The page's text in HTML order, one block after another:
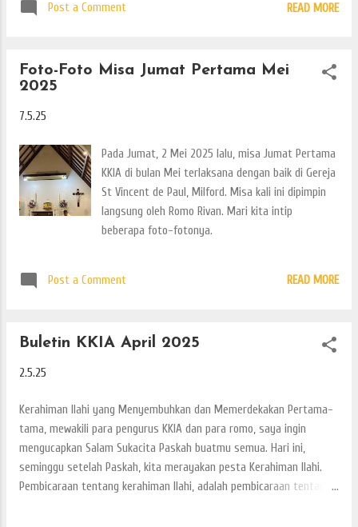
Post a Comment READ MORE
Foto-Foto Misa Jumat Pertama Mei
2025
7.5.25
Pada Jumat, 2 Mei 2025 lalu, misa Jumat Pertama
KKIA di bulan Mei terlaksana dengan baik di Gereja
St Vincent de Paul, Milford. Misa kali ini dipimpin
langsung oleh Romo Rivan. Mari kita intip
beberapa foto-fotonya.
Post a Comment READ MORE
Buletin KKIA April 2025
2.5.25
Kerahiman Ilahi yang Menyembuhkan dan Memerdekakan Pertama-
tama, mewakili para pengurus KKIA dan para romo, saya ingin
mengucapkan Salam Sukacita Paskah buatmu semua. Hari ini,
seminggu setelah Paskah, kita merayakan pesta Kerahiman Ilahi.
Pembicaraan tentang kerahiman Ilahi, adalah pembicaraan tentang